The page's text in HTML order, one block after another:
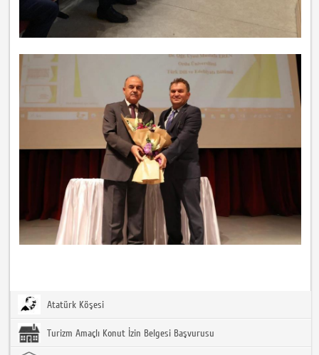
Atatürk Köşesi
Turizm Amaçlı Konut İzin Belgesi Başvurusu